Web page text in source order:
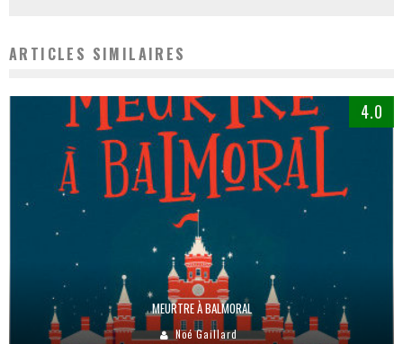
ARTICLES SIMILAIRES
4.0
MEURTRE À BALMORAL
Noé Gaillard